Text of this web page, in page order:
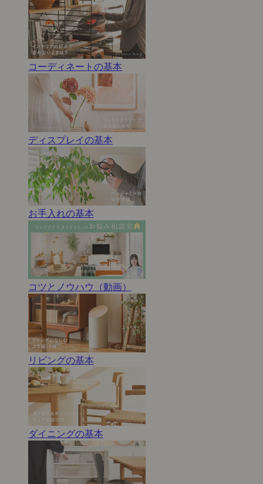
コーディネートの基本
ディスプレイの基本
お手入れの基本
コツとノウハウ（動画）
リビングの基本
ダイニングの基本